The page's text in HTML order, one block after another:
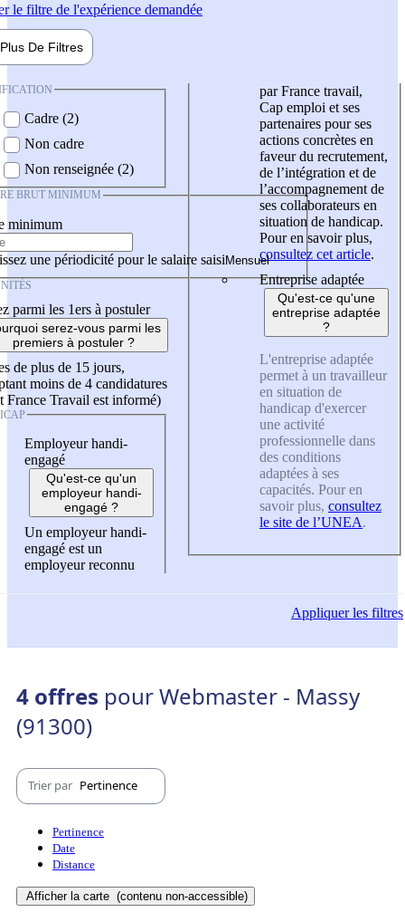
le filtre de l'expérience demandée
Plus De Filtres
Cadre (2)
Non cadre
Non renseignée (2)
BRUT MINIMUM
minimum
une périodicité pour le salaire saisi
parmi les 1ers à postuler
serez-vous parmi les
premiers à postuler ?
de plus de 15 jours,
moins de 4 candidatures
France Travail est informé)
Employeur handi-
engagé
Qu'est-ce qu'un
employeur handi-
engagé ?
Un employeur handi-
engagé est un
employeur reconnu
par France travail,
Cap emploi et ses
partenaires pour ses
actions concrètes en
faveur du recrutement,
de l’intégration et de
l’accompagnement de
ses collaborateurs en
situation de handicap.
Pour en savoir plus,
consultez cet article.
Entreprise adaptée
Qu'est-ce qu'une
entreprise adaptée
?
L'entreprise adaptée
permet à un travailleur
en situation de
handicap d'exercer
une activité
professionnelle dans
des conditions
adaptées à ses
capacités. Pour en
savoir plus, consultez
le site de l’UNEA.
Appliquerles filtres
4 offres pour Webmaster - Massy
(91300)
Trier par Pertinence
Pertinence
Date
Distance
Afficher la carte (contenu non-accessible)